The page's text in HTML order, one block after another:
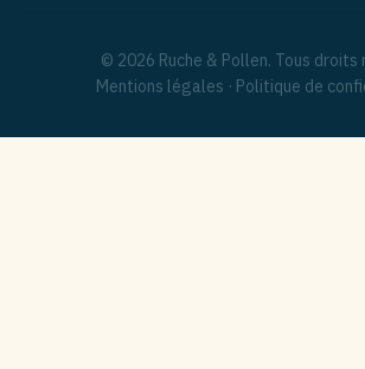
© 2026 Ruche & Pollen. Tous droits
Mentions légales · Politique de